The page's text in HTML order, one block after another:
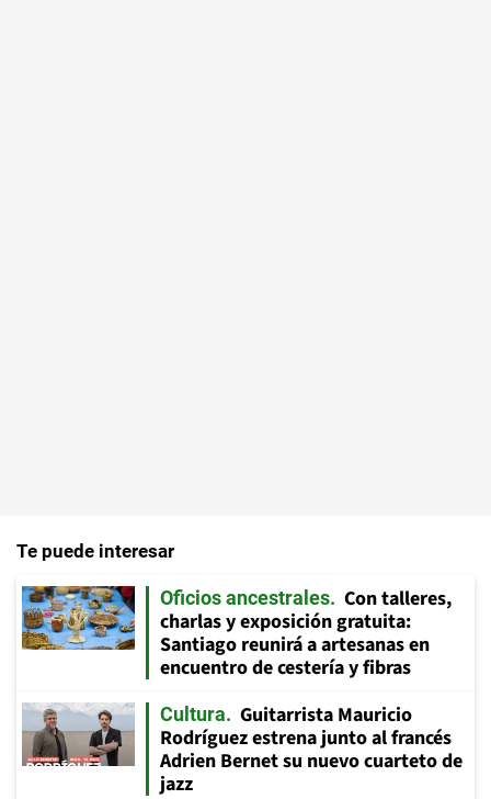
Te puede interesar
Oficios ancestrales
Con talleres,
charlas y exposición gratuita:
Santiago reunirá a artesanas en
encuentro de cestería y fibras
Cultura
Guitarrista Mauricio
Rodríguez estrena junto al francés
Adrien Bernet su nuevo cuarteto de
jazz